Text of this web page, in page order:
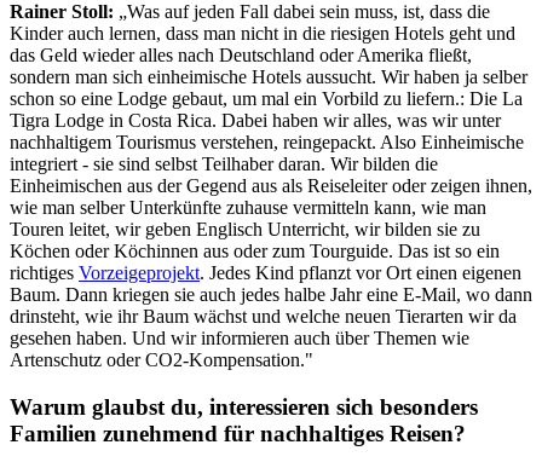
Rainer Stoll: „Was auf jeden Fall dabei sein muss, ist, dass die
Kinder auch lernen, dass man nicht in die riesigen Hotels geht und
das Geld wieder alles nach Deutschland oder Amerika fließt,
sondern man sich einheimische Hotels aussucht. Wir haben ja selber
schon so eine Lodge gebaut, um mal ein Vorbild zu liefern.: Die La
Tigra Lodge in Costa Rica. Dabei haben wir alles, was wir unter
nachhaltigem Tourismus verstehen, reingepackt. Also Einheimische
integriert - sie sind selbst Teilhaber daran. Wir bilden die
Einheimischen aus der Gegend aus als Reiseleiter oder zeigen ihnen,
wie man selber Unterkünfte zuhause vermitteln kann, wie man
Touren leitet, wir geben Englisch Unterricht, wir bilden sie zu
Köchen oder Köchinnen aus oder zum Tourguide. Das ist so ein
richtiges Vorzeigeprojekt. Jedes Kind pflanzt vor Ort einen eigenen
Baum. Dann kriegen sie auch jedes halbe Jahr eine E-Mail, wo dann
drinsteht, wie ihr Baum wächst und welche neuen Tierarten wir da
gesehen haben. Und wir informieren auch über Themen wie
Artenschutz oder CO2-Kompensation."
Warum glaubst du, interessieren sich besonders
Familien zunehmend für nachhaltiges Reisen?